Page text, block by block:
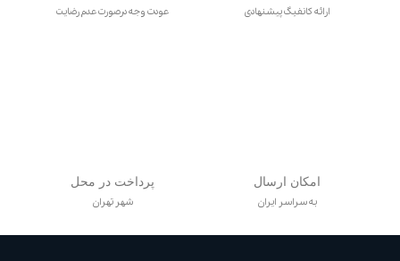
ارائه کانفیگ پیشنهادی عودت وجه درصورت عدم رضایت
امکان ارسال
به سراسر ایران
پرداخت در محل
شهر تهران